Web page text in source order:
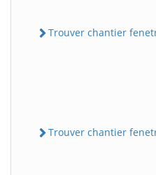
Trouver chantier
Trouver chantier